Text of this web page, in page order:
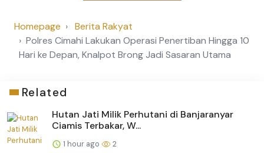
Homepage
Berita Rakyat
Polres Cimahi Lakukan Operasi Penertiban Hingga 10
Hari ke Depan, Knalpot Brong Jadi Sasaran Utama
Related
Hutan Jati Milik Perhutani di Banjaranyar
Ciamis Terbakar, W...
1 hour ago 2